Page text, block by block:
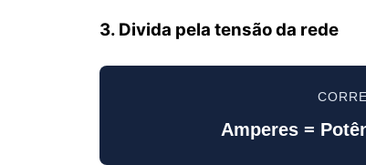
3. Divida pela tensão da rede
Amperes =